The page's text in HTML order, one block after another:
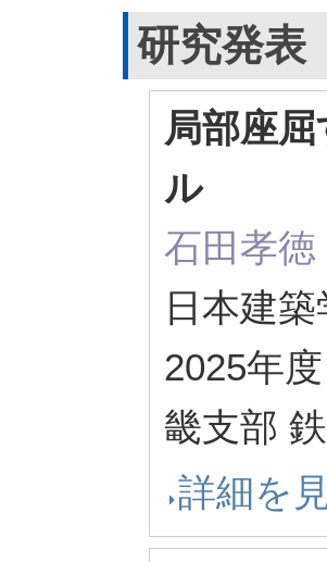
研究発表
局部座
ル
石田孝
日本建
2025年
畿支部
詳細を